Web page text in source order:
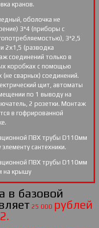
кранов.
оболочка не
3*4 (приборы с
3*2,5
2х1,5 (разводка
соединений только в
коробках с помощью
(не сварных) соединений.
щит, автоматы
по 1 выводу на
2 розетки. Монтаж
в гофрированной
ПВХ трубы D110мм
сантехники.
ПВХ трубы D110мм
на крышу
в базовой
25 000 рублей